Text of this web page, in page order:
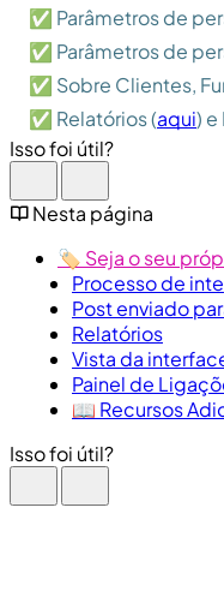
✅ Parâmetros de
✅ Parâmetros de
✅ Sobre Clientes,
✅ Relatórios (aqui) e
Isso foi útil?
Nesta página
🏷️ Seja o seu
Processo de
Post enviado
Relatórios
Vista da
Painel de
📖 Recursos
Isso foi útil?